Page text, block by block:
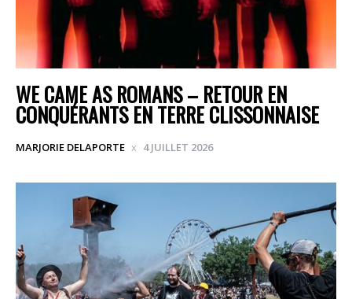
WE CAME AS ROMANS – RETOUR EN
CONQUÉRANTS EN TERRE CLISSONNAISE
MARJORIE DELAPORTE 4 JUILLET 2026